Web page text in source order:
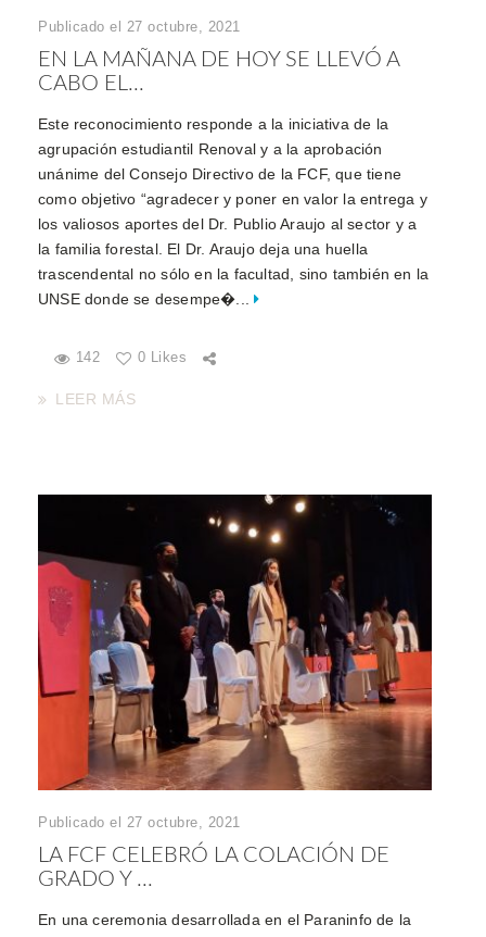
Publicado el 27 octubre, 2021
EN LA MAÑANA DE HOY SE LLEVÓ A
CABO EL...
Este reconocimiento responde a la iniciativa de la
agrupación estudiantil Renoval y a la aprobación
unánime del Consejo Directivo de la FCF, que tiene
como objetivo “agradecer y poner en valor la entrega y
los valiosos aportes del Dr. Publio Araujo al sector y a
la familia forestal. El Dr. Araujo deja una huella
trascendental no sólo en la facultad, sino también en la
UNSE donde se desempe�...
142 0 Likes
LEER MÁS
Publicado el 27 octubre, 2021
LA FCF CELEBRÓ LA COLACIÓN DE
GRADO Y ...
En una ceremonia desarrollada en el Paraninfo de la